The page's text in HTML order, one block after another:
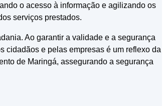
o acesso à informação e agilizando os
serviços prestados.
Ao garantir a validade e a segurança
cidadãos e pelas empresas é um reflexo da
de Maringá, assegurando a segurança